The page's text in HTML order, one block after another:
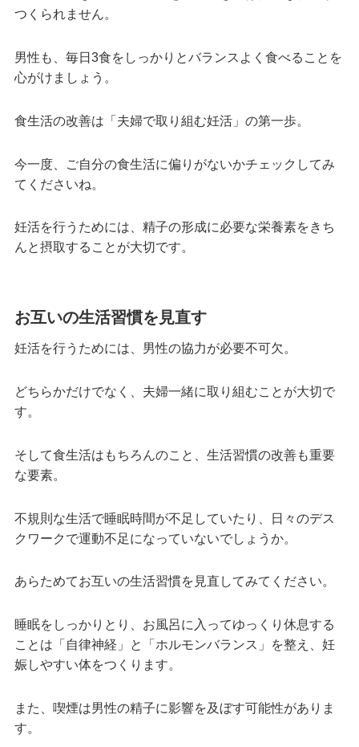
つくられません。
男性も、毎日3食をしっかりとバランスよく食べることを
心がけましょう。
食生活の改善は「夫婦で取り組む妊活」の第一歩。
今一度、ご自分の食生活に偏りがないかチェックしてみ
てくださいね。
妊活を行うためには、精子の形成に必要な栄養素をきち
んと摂取することが大切です。
お互いの生活習慣を見直す
妊活を行うためには、男性の協力が必要不可欠。
どちらかだけでなく、夫婦一緒に取り組むことが大切で
す。
そして食生活はもちろんのこと、生活習慣の改善も重要
な要素。
不規則な生活で睡眠時間が不足していたり、日々のデス
クワークで運動不足になっていないでしょうか。
あらためてお互いの生活習慣を見直してみてください。
睡眠をしっかりとり、お風呂に入ってゆっくり休息する
ことは「自律神経」と「ホルモンバランス」を整え、妊
娠しやすい体をつくります。
また、喫煙は男性の精子に影響を及ぼす可能性がありま
す。